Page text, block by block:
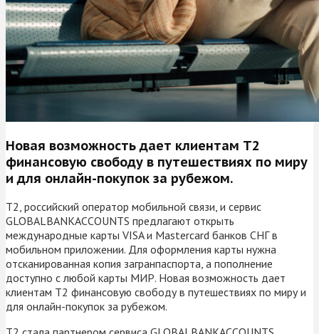
Новая возможность дает клиентам Т2
финансовую свободу в путешествиях по миру
и для онлайн-покупок за рубежом.
T2, российский оператор мобильной связи, и сервис
GLOBALBANKACCOUNTS предлагают открыть
международные карты VISA и Mastercard банков СНГ в
мобильном приложении. Для оформления карты нужна
отсканированная копия загранпаспорта, а пополнение
доступно с любой карты МИР. Новая возможность дает
клиентам Т2 финансовую свободу в путешествиях по миру и
для онлайн-покупок за рубежом.